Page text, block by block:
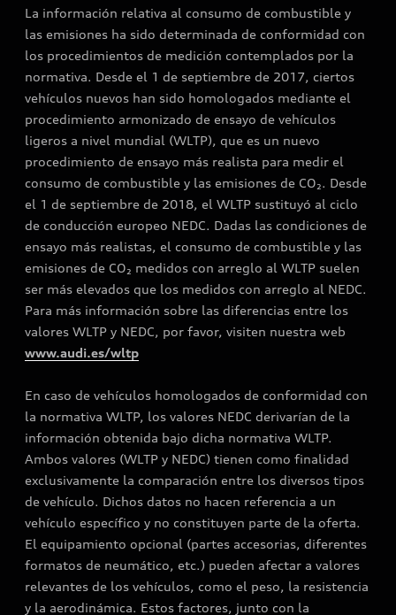
La información relativa al consumo de combustible y
las emisiones ha sido determinada de conformidad con
los procedimientos de medición contemplados por la
normativa. Desde el 1 de septiembre de 2017, ciertos
vehículos nuevos han sido homologados mediante el
procedimiento armonizado de ensayo de vehículos
ligeros a nivel mundial (WLTP), que es un nuevo
procedimiento de ensayo más realista para medir el
consumo de combustible y las emisiones de CO₂. Desde
el 1 de septiembre de 2018, el WLTP sustituyó al ciclo
de conducción europeo NEDC. Dadas las condiciones de
ensayo más realistas, el consumo de combustible y las
emisiones de CO₂ medidos con arreglo al WLTP suelen
ser más elevados que los medidos con arreglo al NEDC.
Para más información sobre las diferencias entre los
valores WLTP y NEDC, por favor, visiten nuestra web
www.audi.es/wltp
En caso de vehículos homologados de conformidad con
la normativa WLTP, los valores NEDC derivarían de la
información obtenida bajo dicha normativa WLTP.
Ambos valores (WLTP y NEDC) tienen como finalidad
exclusivamente la comparación entre los diversos tipos
de vehículo. Dichos datos no hacen referencia a un
vehículo específico y no constituyen parte de la oferta.
El equipamiento opcional (partes accesorias, diferentes
formatos de neumático, etc.) pueden afectar a valores
relevantes de los vehículos, como el peso, la resistencia
y la aerodinámica. Estos factores, junto con la